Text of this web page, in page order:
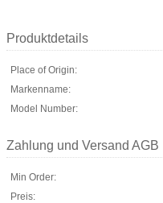
Produktdetails
Place of Origin:
Markenname:
Model Number:
Zahlung und Versand AGB
Min Order:
Preis: